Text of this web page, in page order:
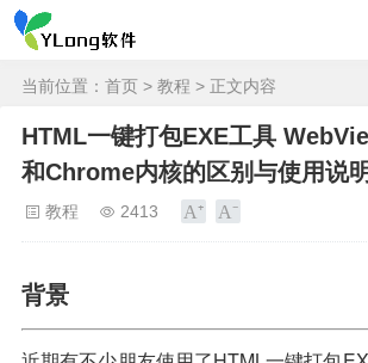
当前位置： 首页 > 教程 > 正文内容
HTML一键打包EXE工具
和Chrome内核的区别与使用说明
教程 2413
背景